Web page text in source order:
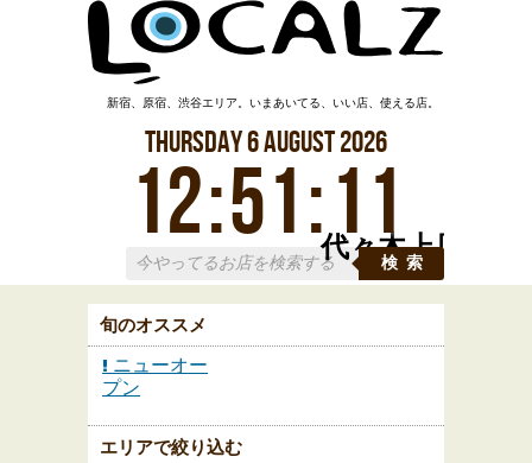
代々木上原
新宿、原宿、渋谷エリア。いまあいてる、いい店、使える店。
Thursday6August2026
12:51:12
検索
旬のオススメ
ニューオー
プン
エリアで絞り込む